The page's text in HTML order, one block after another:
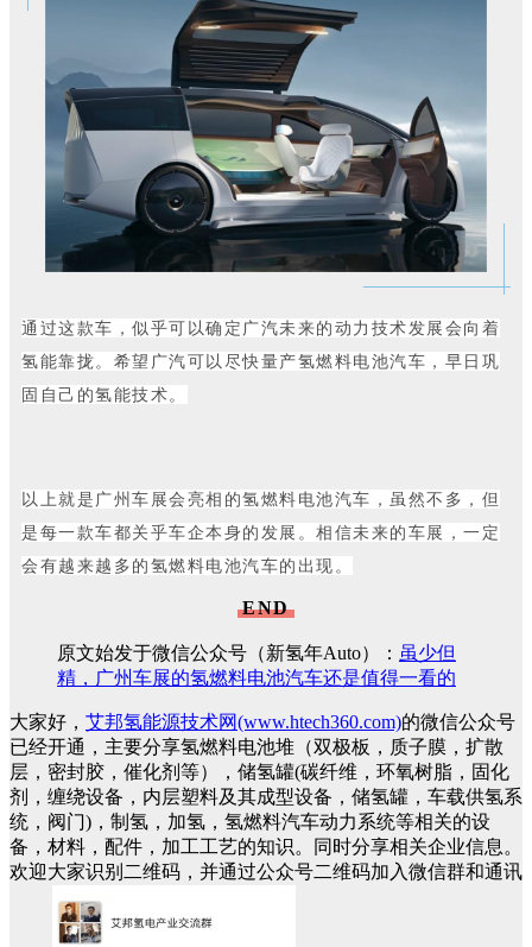
通过这款车，似乎可以确定广汽未来的动力技术发展会向着
氢能靠拢。希望广汽可以尽快量产氢燃料电池汽车，早日巩
固自己的氢能技术。
以上就是广州车展会亮相的氢燃料电池汽车，虽然不多，但
是每一款车都关乎车企本身的发展。相信未来的车展，一定
会有越来越多的氢燃料电池汽车的出现。
END
原文始发于微信公众号（新氢年Auto）： 虽少但
精，广州车展的氢燃料电池汽车还是值得一看的
大家好， 艾邦氢能源技术网(www.htech360.com)的微信公众号
已经开通，主要分享氢燃料电池堆（双极板，质子膜，扩散
层，密封胶，催化剂等），储氢罐(碳纤维，环氧树脂，固化
剂，缠绕设备，内层塑料及其成型设备，储氢罐，车载供氢系
统，阀门)，制氢，加氢，氢燃料汽车动力系统等相关的设
备，材料，配件，加工工艺的知识。同时分享相关企业信息。
欢迎大家识别二维码，并通过公众号二维码加入微信群和通讯